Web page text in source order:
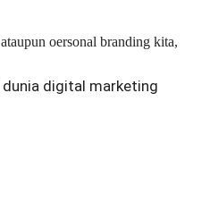
oersonal branding kita,
dunia digital marketing